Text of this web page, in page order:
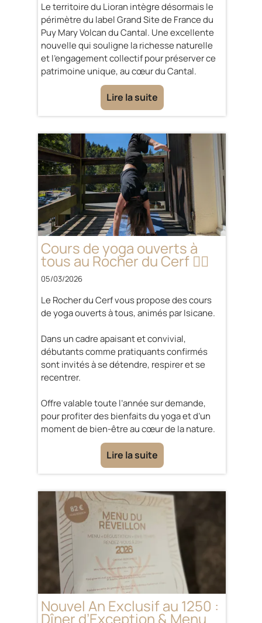
Le territoire du Lioran intègre désormais le
périmètre du label Grand Site de France du
Puy Mary Volcan du Cantal. Une excellente
nouvelle qui souligne la richesse naturelle
et l’engagement collectif pour préserver ce
patrimoine unique, au cœur du Cantal.
Lire la suite
Cours de yoga ouverts à
tous au Rocher du Cerf 🧘‍♀️
05/03/2026
Le Rocher du Cerf vous propose des cours
de yoga ouverts à tous, animés par Isicane.
Dans un cadre apaisant et convivial,
débutants comme pratiquants confirmés
sont invités à se détendre, respirer et se
recentrer.
Offre valable toute l’année sur demande,
pour profiter des bienfaits du yoga et d’un
moment de bien-être au cœur de la nature.
Lire la suite
Nouvel An Exclusif au 1250 :
Dîner d’Exception & Menu